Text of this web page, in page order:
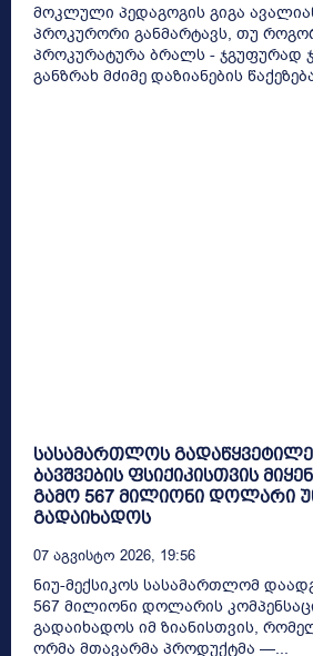
მოკლული პედაგოგის გიგა
პროკურორი განმარტავს, თუ
პროკურატურა ბრალს - ჯგუფურად
განზრახ მძიმე დაზიანების
სასამართლოს
ბავშვების ფსიქიკისთვის
გამო 567 მილიონი დოლარი
გადაიხადოს
07 Აგვისტო 2026, 19:56
ნიუ-მექსიკოს სასამართლომ
567 მილიონი დოლარის
გადაიხადოს იმ ზიანისთვის,
ორმა მთავარმა პროდუქტმა —...